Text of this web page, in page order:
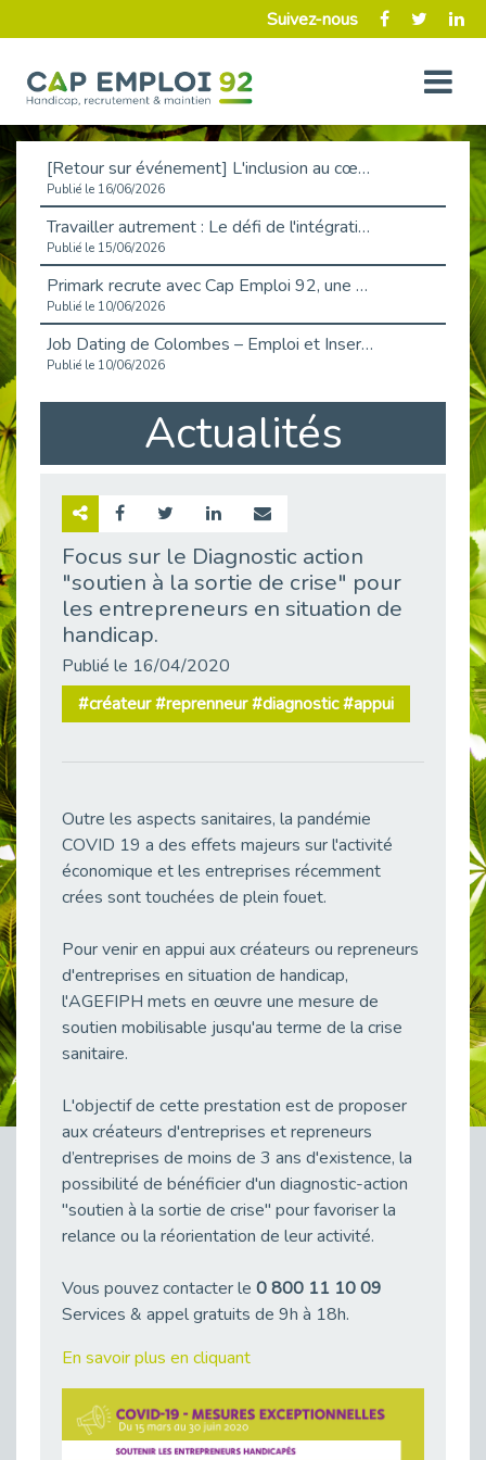
Suivez-nous
[Retour sur événement] L'inclusion au cœur de la Place de l'Emploi à La Défense !
Publié le 16/06/2026
Travailler autrement : Le défi de l'intégration des maladies chroniques en entreprise
Publié le 15/06/2026
Primark recrute avec Cap Emploi 92, une matinée couronnée de succès !
Publié le 10/06/2026
Job Dating de Colombes – Emploi et Insertion
Publié le 10/06/2026
Aborder l'entretien et la situation de handicap en toute confiance
Publié le 09/06/2026
Retour sur l’atelier « Optimiser sa recherche d’emploi »
Emploi & Handicap : Hachette Livre et Cap emploi 92 renforcent leur collaboration
Publié le 02/06/2026
Publié le 30/05/2026
« Confiance en soi et acceptation du handicap » : un levier puissant vers l’emploi
L’alternance : un levier stratégique pour recruter et inclure durablement
Publié le 18/05/2026
Fibromyalgie : Quand la douleur invisible s’invite au bureau
Publié le 12/05/2026
Publié le 12/05/2026
38 vidéos pour comprendre et agir durablement
Publié le 04/05/2026
L'alternance : un tremplin vers l'emploi aussi pour les personnes en situation de handicap
Publié le 01/05/2026
Témoignage : Le parcours de Marc, 44 ans
Publié le 30/04/2026
L’Aménagement Raisonnable : Un Levier pour l’Équité
Publié le 29/04/2026
Optimiser son CV lorsqu’on est en situation de handicap
Publié le 29/04/2026
Publié le 27/04/2026
Mobilisation pour l’alternance et le handicap
Publié le 24/04/2026
Actualités
Focus sur le Diagnostic action
"soutien à la sortie de crise" pour
les entrepreneurs en situation de
handicap.
Publié le 16/04/2020
#créateur #reprenneur #diagnostic #appui
Outre les aspects sanitaires, la pandémie
COVID 19 a des effets majeurs sur l'activité
économique et les entreprises récemment
crées sont touchées de plein fouet.
Pour venir en appui aux créateurs ou repreneurs
d'entreprises en situation de handicap,
l'AGEFIPH mets en œuvre une mesure de
soutien mobilisable jusqu'au terme de la crise
sanitaire.
L'objectif de cette prestation est de proposer
aux créateurs d'entreprises et repreneurs
d’entreprises de moins de 3 ans d'existence, la
possibilité de bénéficier d'un diagnostic-action
"soutien à la sortie de crise" pour favoriser la
relance ou la réorientation de leur activité.
Vous pouvez contacter le 0 800 11 10 09
Services & appel gratuits de 9h à 18h.
En savoir plus en cliquant